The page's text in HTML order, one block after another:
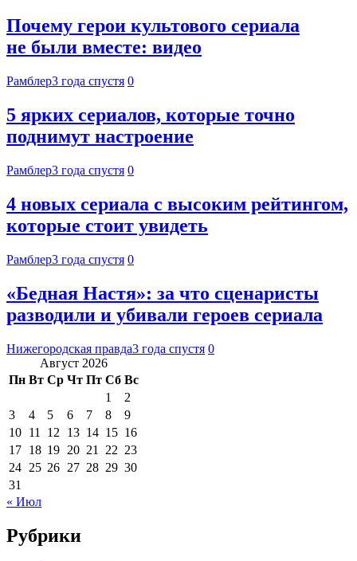
Почему герои культового сериала
не были вместе: видео
Рамблер3 года спустя 0
5 ярких сериалов, которые точно
поднимут настроение
Рамблер3 года спустя 0
4 новых сериала с высоким рейтингом,
которые стоит увидеть
Рамблер3 года спустя 0
«Бедная Настя»: за что сценаристы
разводили и убивали героев сериала
Нижегородская правда3 года спустя 0
Август 2026
Пн Вт Ср Чт Пт Сб Вс
1
2
3
4 5 6 7 8
9
10 11 12 13 14 15 16
17 18 19 20 21 22 23
24 25 26 27 28 29 30
31
« Июл
Рубрики